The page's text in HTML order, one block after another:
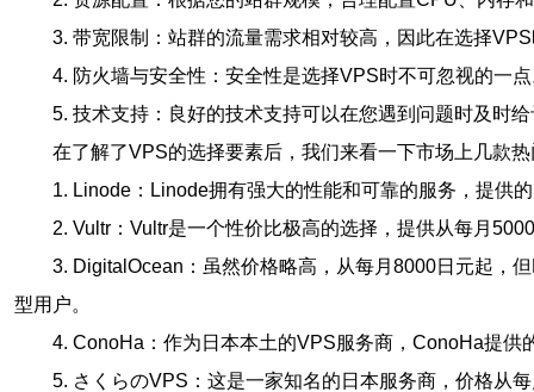
3. 带宽限制：站群的流量需求相对较高，因此在选择
4. 防火墙与安全性：安全性是选择VPS时不可忽视的一
5. 技术支持：良好的技术支持可以在您遇到问题时及时
在了解了VPS的选择要素后，我们来看一下市场上几款
1. Linode：Linode拥有强大的性能和可靠的服务，提供
2. Vultr：Vultr是一个性价比极高的选择，提供从每月
3. DigitalOcean：虽然价格略高，从每月8000日元起，
型用户。
4. ConoHa：作为日本本土的VPS服务商，ConoHa提供
5. さくらのVPS：这是一家知名的日本服务商，价格从